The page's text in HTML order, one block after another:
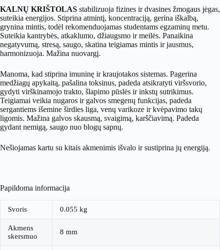
KALNŲ KRIŠTOLAS stabilizuoja fizines ir dvasines žmogaus jėgas,
suteikia energijos. Stiprina atmintį, koncentraciją, gerina iškalbą,
grynina mintis, todėl rekomenduojamas studentams egzaminų metu.
Suteikia kantrybės, atkaklumo, džiaugsmo ir meilės. Panaikina
negatyvumą, stresą, saugo, skatina teigiamas mintis ir jausmus,
harmonizuoja. Mažina nuovargį.
Manoma, kad stiprina imuninę ir kraujotakos sistemas. Pagerina
medžiagų apykaitą, pašalina toksinus, padeda atsikratyti viršsvorio,
gydyti virškinamojo trakto, šlapimo pūslės ir inkstų sutrikimus.
Teigiamai veikia nugaros ir galvos smegenų funkcijas, padeda
sergantiems išemine širdies liga, venų varikoze ir kvėpavimo takų
ligomis. Mažina galvos skausmą, svaigimą, karščiavimą. Padeda
gydant nemigą, saugo nuo blogų sapnų.
Nešiojamas kartu su kitais akmenimis išvalo ir sustiprina jų energiją.
Papildoma informacija
Svoris 0.055 kg
Akmens
skersmuo
8 mm